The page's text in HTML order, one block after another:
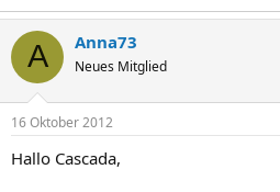
A Anna73
Neues Mitglied
16 Oktober 2012
Hallo Cascada,